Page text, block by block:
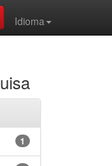
Idioma
1